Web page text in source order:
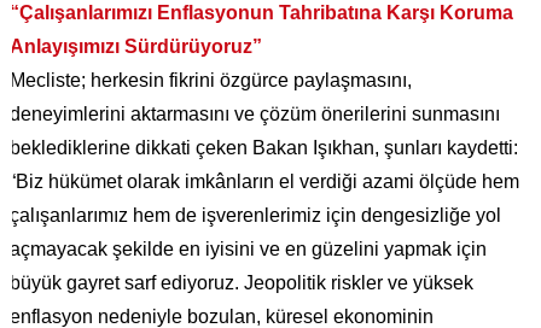
“Çalışanlarımızı Enflasyonun Tahribatına Karşı Koruma
Anlayışımızı Sürdürüyoruz”
Mecliste; herkesin fikrini özgürce paylaşmasını,
deneyimlerini aktarmasını ve çözüm önerilerini sunmasını
beklediklerine dikkati çeken Bakan Işıkhan, şunları kaydetti:
“Biz hükümet olarak imkânların el verdiği azami ölçüde hem
çalışanlarımız hem de işverenlerimiz için dengesizliğe yol
açmayacak şekilde en iyisini ve en güzelini yapmak için
büyük gayret sarf ediyoruz. Jeopolitik riskler ve yüksek
enflasyon nedeniyle bozulan, küresel ekonominin